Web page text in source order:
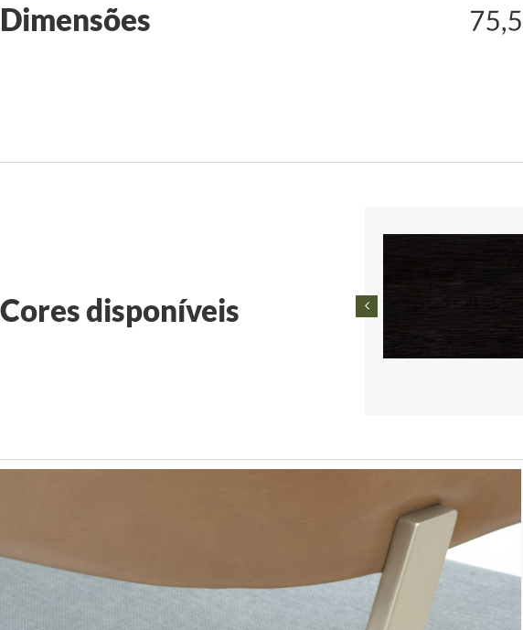
Dimensões
Cores disponíveis